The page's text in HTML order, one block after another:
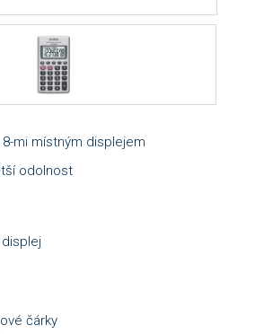
mi místným displejem
odolnost
displej
čárky